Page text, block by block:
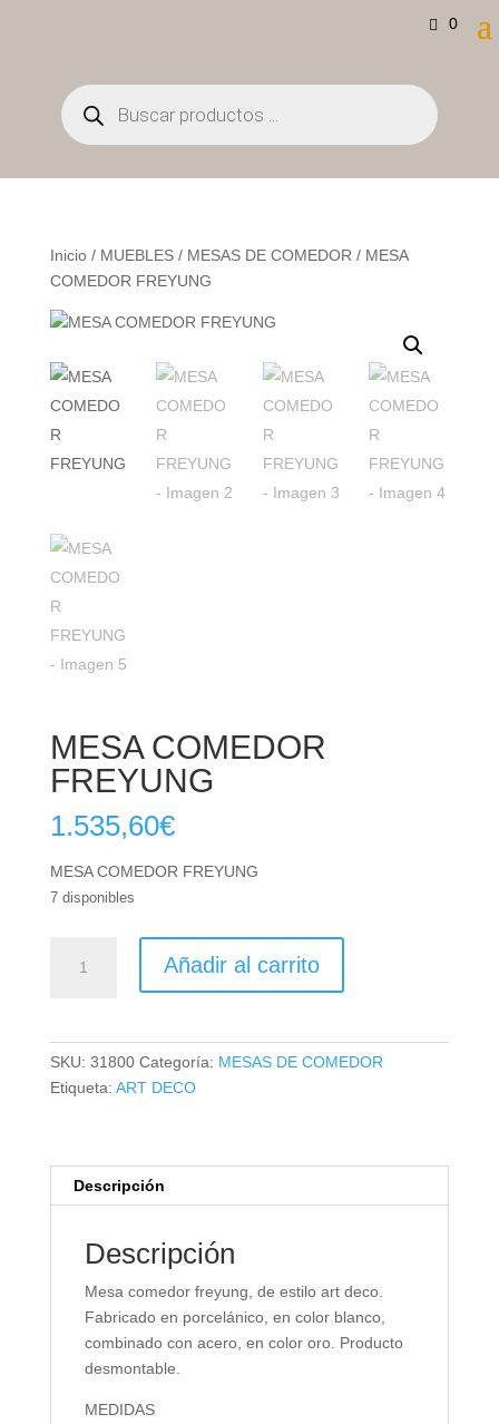
0
Búsqueda
de
productos
Inicio/ MUEBLES/ MESAS DE COMEDOR / MESA
COMEDOR FREYUNG
MESA COMEDOR
FREYUNG
1.535,60€
MESA COMEDOR FREYUNG
7 disponibles
COMEDOR
Añadir al carrito
SKU: 31800 Categoría: MESAS DE COMEDOR
Etiqueta: ART DECO
Descripción
Descripción
Mesa comedor freyung, de estilo art deco.
Fabricado en porcelánico, en color blanco,
combinado con acero, en color oro. Producto
desmontable.
MEDIDAS